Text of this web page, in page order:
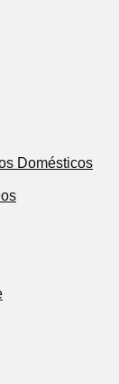
Domésticos